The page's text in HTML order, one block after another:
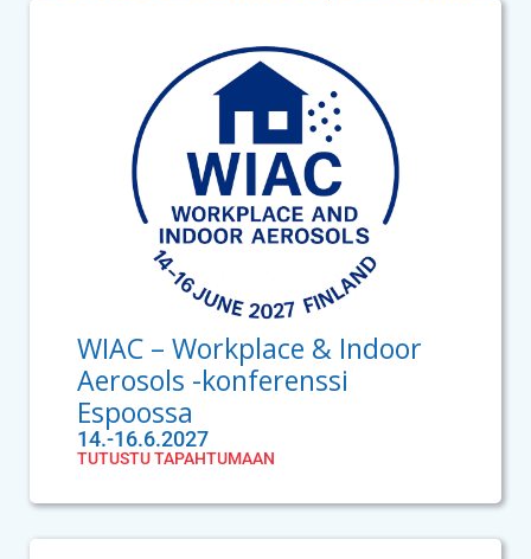
WIAC – Workplace & Indoor
Aerosols -konferenssi
Espoossa
14.-16.6.2027
TUTUSTU TAPAHTUMAAN